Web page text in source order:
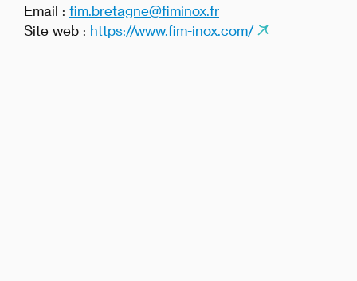
Email : fim.bretagne@fiminox.fr
Site web : https://www.fim-inox.com/